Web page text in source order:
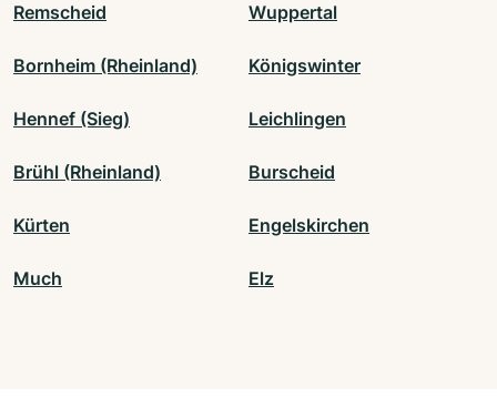
Remscheid Wuppertal
Bornheim (Rheinland) Königswinter
Hennef (Sieg) Leichlingen
Brühl (Rheinland) Burscheid
Kürten Engelskirchen
Much Elz